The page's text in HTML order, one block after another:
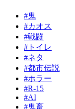
#鬼
#カオス
#戦闘
#トイレ
#ネタ
#都市伝説
#ホラー
#R-15
#AI
#鬼畜